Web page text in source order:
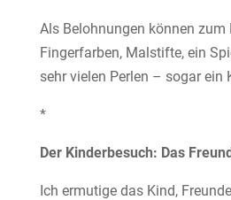
Als Belohnungen können zum
Fingerfarben, Malstifte, ein
sehr vielen Perlen – sogar ein
*
Der Kinderbesuch: Das
Ich ermutige das Kind,